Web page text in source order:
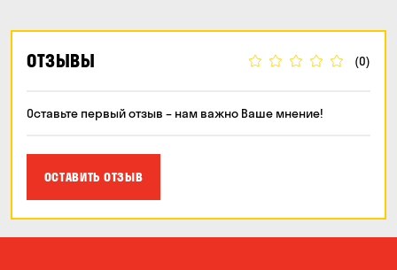
ОТЗЫВЫ (0)
Оставьте первый отзыв – нам важно Ваше мнение!
ОСТАВИТЬ ОТЗЫВ